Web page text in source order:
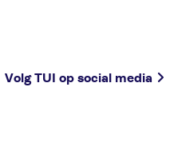
Volg TUI op social media